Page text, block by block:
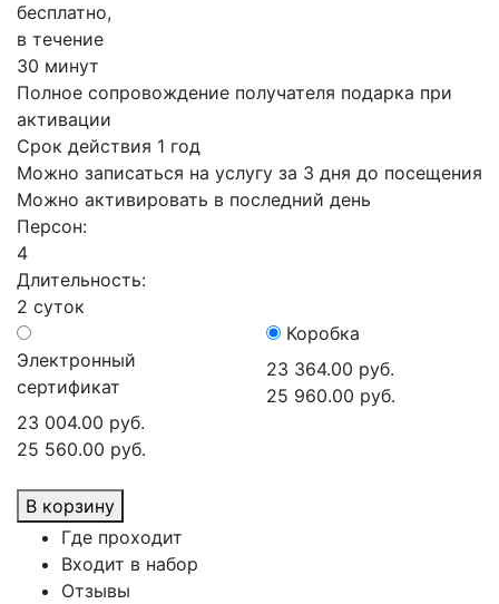
бесплатно,
в течение
30 минут
Полное сопровождение получателя подарка при
активации
Срок действия 1 год
Можно записаться на услугу за 3 дня до посещения
Можно активировать в последний день
Персон:
4
Длительность:
2 суток
Электронный
сертификат
23 004.00 руб.
25 560.00 руб.
Коробка
23 364.00 руб.
25 960.00 руб.
В корзину
Где проходит
Входит в набор
Отзывы